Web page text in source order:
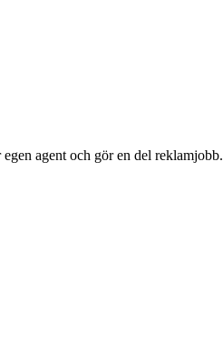
agent och gör en del reklamjobb.